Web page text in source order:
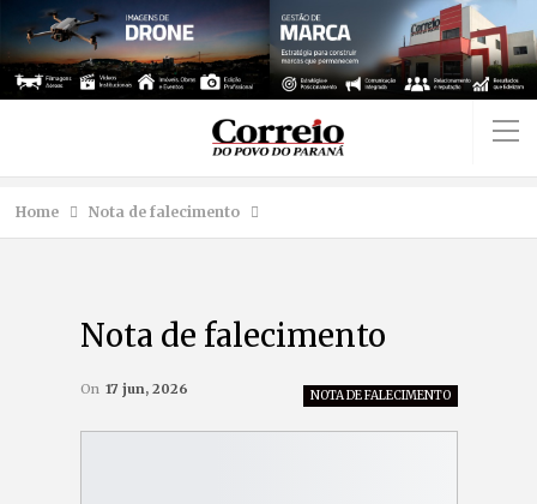
Home Nota de falecimento
Nota de falecimento
NOTA DE FALECIMENTO
On 17 jun, 2026